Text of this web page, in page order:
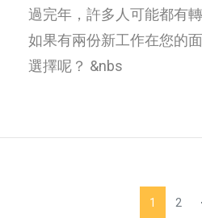
過完年，許多人可能都有
如果有兩份新工作在您的
選擇呢？ &nbs
1 2